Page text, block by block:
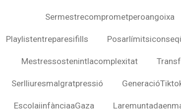
Sermestrecomprometperoangoixa
Playlistentreparesifills
Mestressostenintlacomplexitat
Serlliuresmalgratpressió
EscolaiinfànciaaGaza